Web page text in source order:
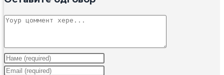
Цоммент
Ентер
yоур
Ентер